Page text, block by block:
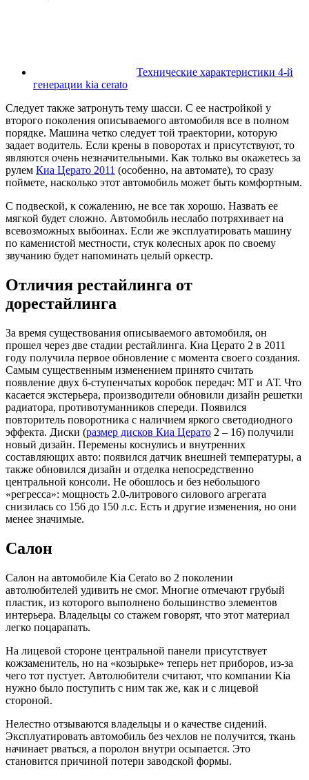
Технические характеристики 4-й
генерации kia cerato
Следует также затронуть тему шасси. С ее настройкой у
второго поколения описываемого автомобиля все в полном
порядке. Машина четко следует той траектории, которую
задает водитель. Если крены в поворотах и присутствуют, то
являются очень незначительными. Как только вы окажетесь за
рулем Киа Церато 2011 (особенно, на автомате), то сразу
поймете, насколько этот автомобиль может быть комфортным.
С подвеской, к сожалению, не все так хорошо. Назвать ее
мягкой будет сложно. Автомобиль неслабо потряхивает на
всевозможных выбоинах. Если же эксплуатировать машину
по каменистой местности, стук колесных арок по своему
звучанию будет напоминать целый оркестр.
Отличия рестайлинга от
дорестайлинга
За время существования описываемого автомобиля, он
прошел через две стадии рестайлинга. Киа Церато 2 в 2011
году получила первое обновление с момента своего создания.
Самым существенным изменением принято считать
появление двух 6-ступенчатых коробок передач: МТ и АТ. Что
касается экстерьера, производители обновили дизайн решетки
радиатора, противотуманников спереди. Появился
повторитель поворотника с наличием яркого светодиодного
эффекта. Диски (размер дисков Киа Церато 2 – 16) получили
новый дизайн. Перемены коснулись и внутренних
составляющих авто: появился датчик внешней температуры, а
также обновился дизайн и отделка непосредственно
центральной консоли. Не обошлось и без небольшого
«регресса»: мощность 2.0-литрового силового агрегата
снизилась со 156 до 150 л.с. Есть и другие изменения, но они
менее значимые.
Салон
Салон на автомобиле Kia Cerato во 2 поколении
автолюбителей удивить не смог. Многие отмечают грубый
пластик, из которого выполнено большинство элементов
интерьера. Владельцы со стажем говорят, что этот материал
легко поцарапать.
На лицевой стороне центральной панели присутствует
кожзаменитель, но на «козырьке» теперь нет приборов, из-за
чего тот пустует. Автолюбители считают, что компании Kia
нужно было поступить с ним так же, как и с лицевой
стороной.
Нелестно отзываются владельцы и о качестве сидений.
Эксплуатировать автомобиль без чехлов не получится, ткань
начинает рваться, а поролон внутри осыпается. Это
становится причиной потери заводской формы.